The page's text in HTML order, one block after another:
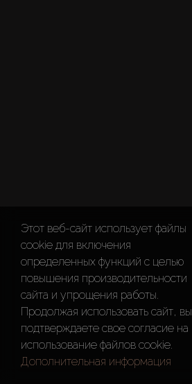
Этот веб-сайт использует файлы
cookie для включения
определенных функций c целью
повышения производительности
сайта и упрощения работы.
Продолжая использовать сайт, вы
подтверждаете свое согласие на
использование файлов cookie.
Дополнительная информация